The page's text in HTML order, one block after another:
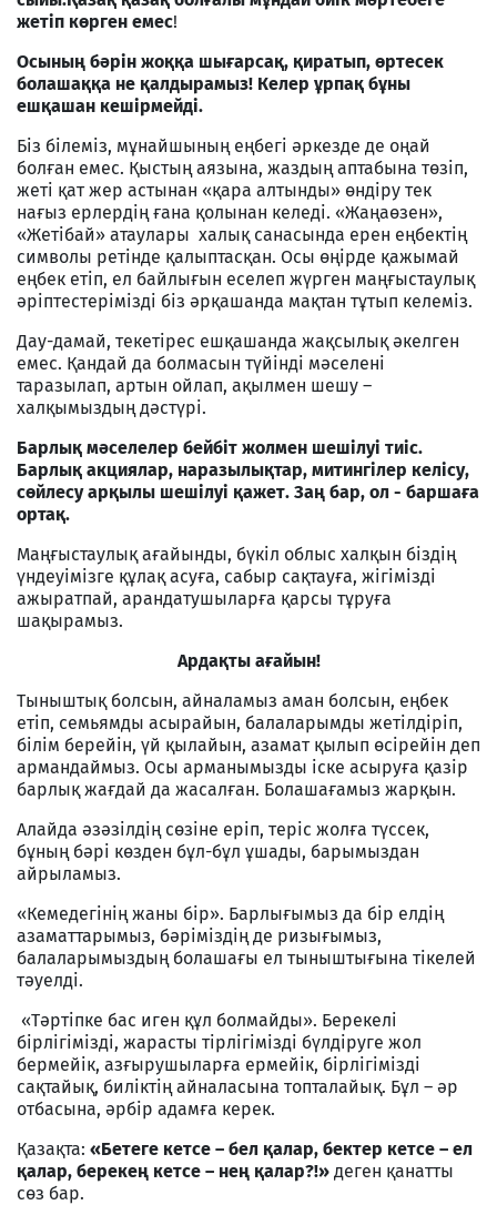
жетіп көрген емес!
Осының бәрін жоққа шығарсақ, қиратып, өртесек
болашаққа не қалдырамыз! Келер ұрпақ бұны
ешқашан кешірмейді.
Біз білеміз, мұнайшының еңбегі әркезде де оңай
болған емес. Қыстың аязына, жаздың аптабына төзіп,
жеті қат жер астынан «қара алтынды» өндіру тек
нағыз ерлердің ғана қолынан келеді. «Жаңаөзен»,
«Жетібай» атаулары халық санасында ерен еңбектің
символы ретінде қалыптасқан. Осы өңірде қажымай
еңбек етіп, ел байлығын еселеп жүрген маңғыстаулық
әріптестерімізді біз әрқашанда мақтан тұтып келеміз.
Дау-дамай, текетірес ешқашанда жақсылық әкелген
емес. Қандай да болмасын түйінді мәселені
таразылап, артын ойлап, ақылмен шешу –
халқымыздың дәстүрі.
Барлық мәселелер бейбіт жолмен шешілуі тиіс.
Барлық акциялар, наразылықтар, митингілер келісу,
сөйлесу арқылы шешілуі қажет. Заң бар, ол - баршаға
ортақ.
Маңғыстаулық ағайынды, бүкіл облыс халқын біздің
үндеуімізге құлақ асуға, сабыр сақтауға, жігімізді
ажыратпай, арандатушыларға қарсы тұруға
шақырамыз.
Ардақты ағайын!
Тыныштық болсын, айналамыз аман болсын, еңбек
етіп, семьямды асырайын, балаларымды жетілдіріп,
білім берейін, үй қылайын, азамат қылып өсірейін деп
армандаймыз. Осы арманымызды іске асыруға қазір
барлық жағдай да жасалған. Болашағамыз жарқын.
Алайда әзәзілдің сөзіне еріп, теріс жолға түссек,
бұның бәрі көзден бұл-бұл ұшады, барымыздан
айрыламыз.
«Кемедегінің жаны бір». Барлығымыз да бір елдің
азаматтарымыз, бәріміздің де ризығымыз,
балаларымыздың болашағы ел тыныштығына тікелей
тәуелді.
«Тәртіпке бас иген құл болмайды». Берекелі
бірлігімізді, жарасты тірлігімізді бүлдіруге жол
бермейік, азғырушыларға ермейік, бірлігімізді
сақтайық, биліктің айналасына топталайық. Бұл – әр
отбасына, әрбір адамға керек.
Қазақта: «Бетеге кетсе – бел қалар, бектер кетсе – ел
қалар, берекең кетсе – нең қалар?!» деген қанатты
сөз бар.